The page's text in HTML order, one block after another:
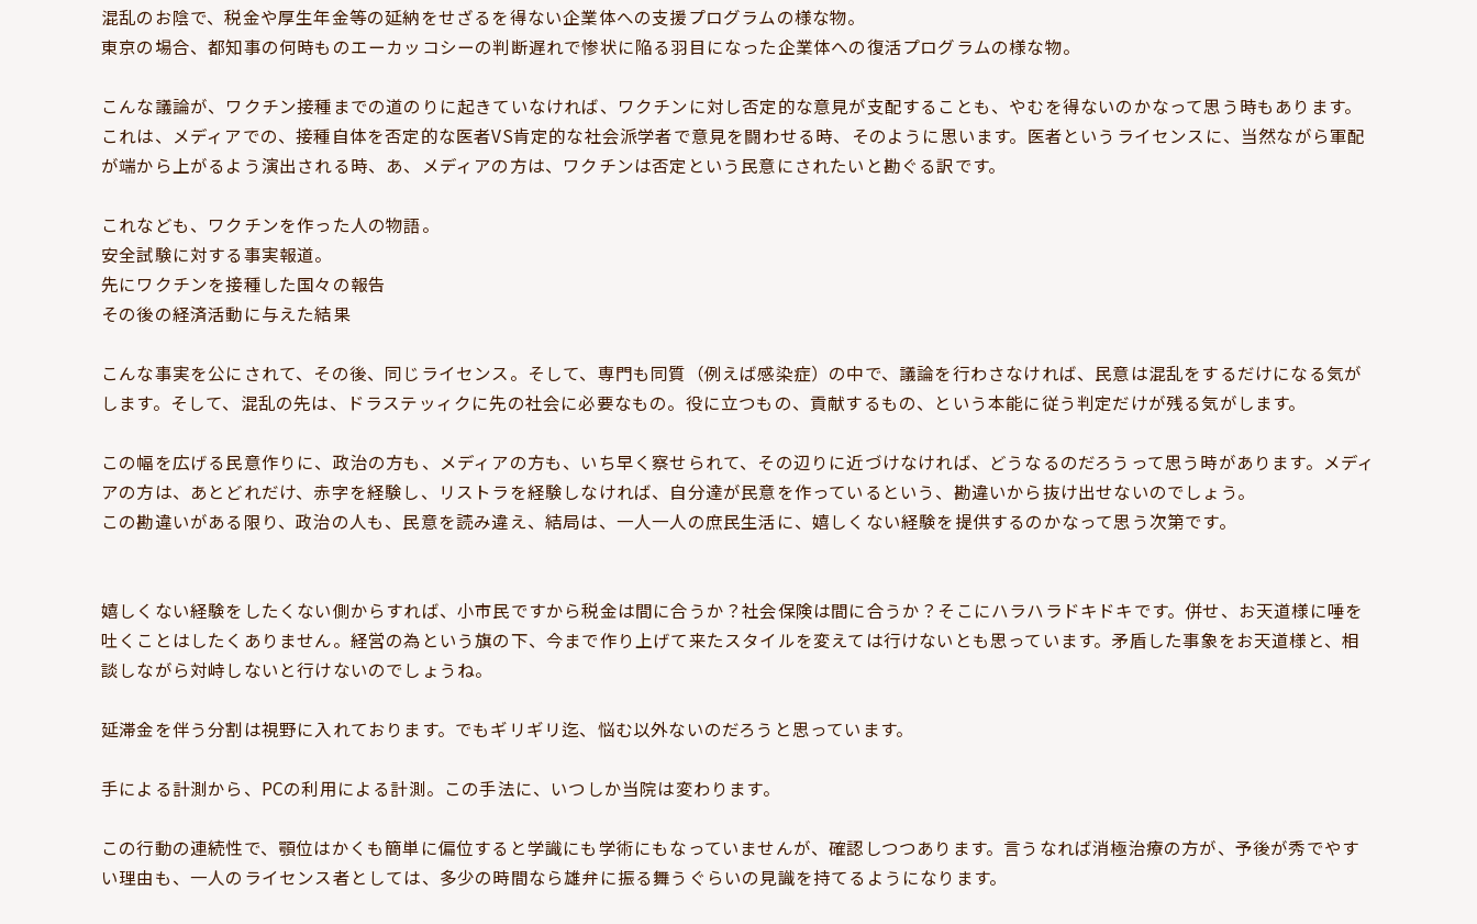
混乱のお陰で、税金や厚生年金等の延納をせざるを得ない企業体への支援プログラムの様な物。
東京の場合、都知事の何時ものエーカッコシーの判断遅れで惨状に陥る羽目になった企業体への復活プログラムの様な物。
こんな議論が、ワクチン接種までの道のりに起きていなければ、ワクチンに対し否定的な意見が支配することも、やむを得ないのかなって思う時もあります。
これは、メディアでの、接種自体を否定的な医者VS肯定的な社会派学者で意見を闘わせる時、そのように思います。医者というライセンスに、当然ながら軍配
が端から上がるよう演出される時、あ、メディアの方は、ワクチンは否定という民意にされたいと勘ぐる訳です。
これなども、ワクチンを作った人の物語。
安全試験に対する事実報道。
先にワクチンを接種した国々の報告
その後の経済活動に与えた結果
こんな事実を公にされて、その後、同じライセンス。そして、専門も同質（例えば感染症）の中で、議論を行わさなければ、民意は混乱をするだけになる気が
します。そして、混乱の先は、ドラステッィクに先の社会に必要なもの。役に立つもの、貢献するもの、という本能に従う判定だけが残る気がします。
この幅を広げる民意作りに、政治の方も、メディアの方も、いち早く察せられて、その辺りに近づけなければ、どうなるのだろうって思う時があります。メディ
アの方は、あとどれだけ、赤字を経験し、リストラを経験しなければ、自分達が民意を作っているという、勘違いから抜け出せないのでしょう。
この勘違いがある限り、政治の人も、民意を読み違え、結局は、一人一人の庶民生活に、嬉しくない経験を提供するのかなって思う次第です。
嬉しくない経験をしたくない側からすれば、小市民ですから税金は間に合うか？社会保険は間に合うか？そこにハラハラドキドキです。併せ、お天道様に唾を
吐くことはしたくありません。経営の為という旗の下、今まで作り上げて来たスタイルを変えては行けないとも思っています。矛盾した事象をお天道様と、相
談しながら対峙しないと行けないのでしょうね。
延滞金を伴う分割は視野に入れております。でもギリギリ迄、悩む以外ないのだろうと思っています。
手による計測から、PCの利用による計測。この手法に、いつしか当院は変わります。
この行動の連続性で、顎位はかくも簡単に偏位すると学識にも学術にもなっていませんが、確認しつつあります。言うなれば消極治療の方が、予後が秀でやす
い理由も、一人のライセンス者としては、多少の時間なら雄弁に振る舞うぐらいの見識を持てるようになります。